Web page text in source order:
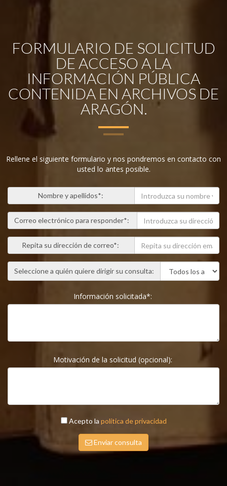
FORMULARIO DE SOLICITUD
DE ACCESO A LA
INFORMACIÓN PÚBLICA
CONTENIDA EN ARCHIVOS DE
ARAGÓN.
Rellene el siguiente formulario y nos pondremos en contacto con
usted lo antes posible.
Nombre y apellidos*:
Correo electrónico para responder*:
Repita su dirección de correo*:
Seleccione a quién quiere dirigir su consulta:
Información solicitada*:
Motivación de la solicitud (opcional):
Acepto la política de privacidad
Enviar consulta